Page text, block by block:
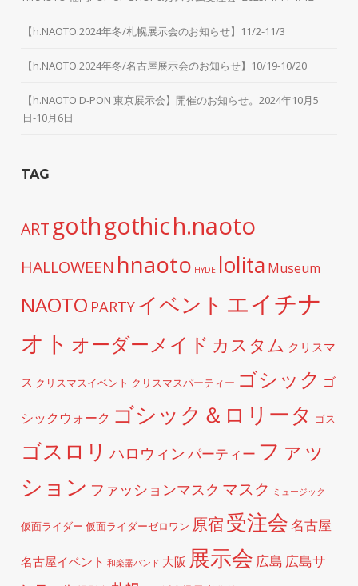
【h.NAOTO.2024年冬/札幌展示会のお知らせ】11/2-11/3
【h.NAOTO.2024年冬/名古屋展示会のお知らせ】10/19-10/20
【h.NAOTO D-PON 東京展示会】開催のお知らせ。2024年10月5
日-10月6日
TAG
ART gothgothich.naoto
HALLOWEEN hnaoto HYDE lolita Museum
NAOTO PARTY イベント エイチナ
オト オーダーメイド カスタム クリスマ
ス クリスマスイベント クリスマスパーティー ゴシック ゴ
シックウォーク ゴシック＆ロリータ ゴス
ゴスロリ ハロウィンパーティー ファッ
ション ファッションマスク マスク ミュージック
仮面ライダー 仮面ライダーゼロワン 原宿受注会名古屋
名古屋イベント 和楽器バンド 大阪 展示会 広島 広島サ